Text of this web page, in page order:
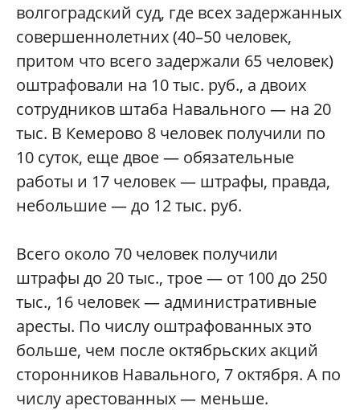
волгоградский суд, где всех задержанных
совершеннолетних (40–50 человек,
притом что всего задержали 65 человек)
оштрафовали на 10 тыс. руб., а двоих
сотрудников штаба Навального — на 20
тыс. В Кемерово 8 человек получили по
10 суток, еще двое — обязательные
работы и 17 человек — штрафы, правда,
небольшие — до 12 тыс. руб.
Всего около 70 человек получили
штрафы до 20 тыс., трое — от 100 до 250
тыс., 16 человек — административные
аресты. По числу оштрафованных это
больше, чем после октябрьских акций
сторонников Навального, 7 октября. А по
числу арестованных — меньше.